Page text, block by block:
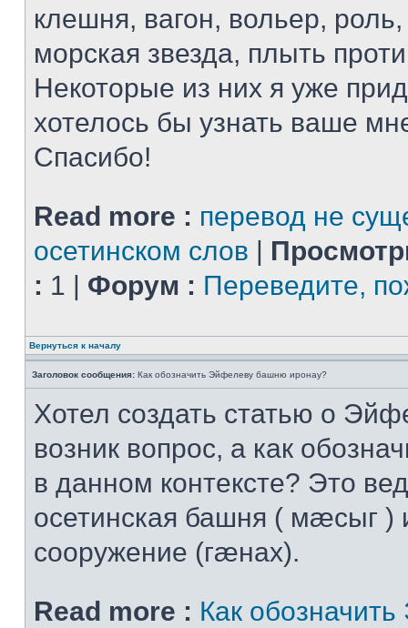
клешня, вагон, вольер,
морская звезда, плыть
Некоторые из них я уже
хотелось бы узнать ваше
Спасибо!
Read more : перевод не
осетинском слов |
: 1 | Форум : Переведите,
Вернуться к началу
Заголовок сообщения: Как обозначить Эйфелеву башню иронау?
Хотел создать статью о
возник вопрос, а как
в данном контексте? Это
осетинская башня ( мæсыг )
сооружение (гæнах).
Read more : Как